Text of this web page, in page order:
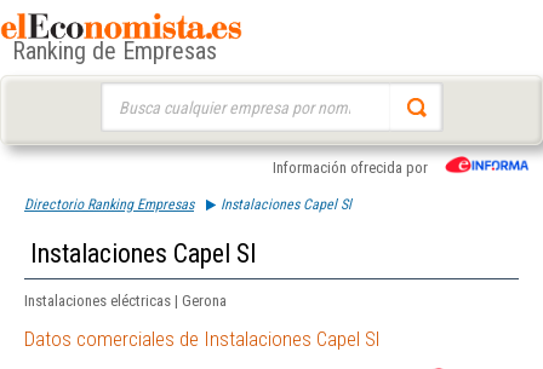
Ranking de Empresas
Información ofrecida por
Directorio Ranking Empresas Instalaciones Capel Sl
Instalaciones Capel Sl
Instalaciones eléctricas | Gerona
Datos comerciales de Instalaciones Capel Sl